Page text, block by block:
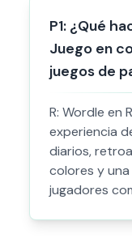
P1: ¿Qué
Juego en
juegos de
R: Wordle en
experiencia
diarios,
colores y
jugadores